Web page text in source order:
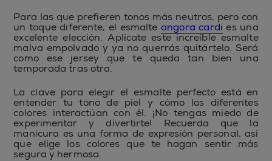
Para las que prefieren tonos más neutros, pero con
un toque diferente, el esmalteangora cardi es una
excelente elección. Aplícate este increíble esmalte
malva empolvado y ya no querrás quitártelo. Será
como ese jersey que te queda tan bien una
temporada tras otra.
La clave para elegir el esmalte perfecto está en
entender tu tono de piel y cómo los diferentes
colores interactúan con él. ¡No tengas miedo de
experimentar y divertirte! Recuerda que la
manicura es una forma de expresión personal, así
que elige los colores que te hagan sentir más
segura y hermosa.